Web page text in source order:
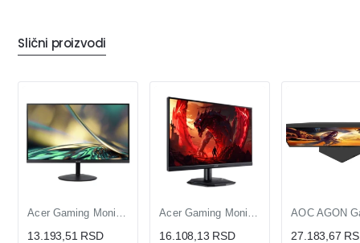
Slični proizvodi
13.193,51 RSD 16.108,13 RSD 27.183,67